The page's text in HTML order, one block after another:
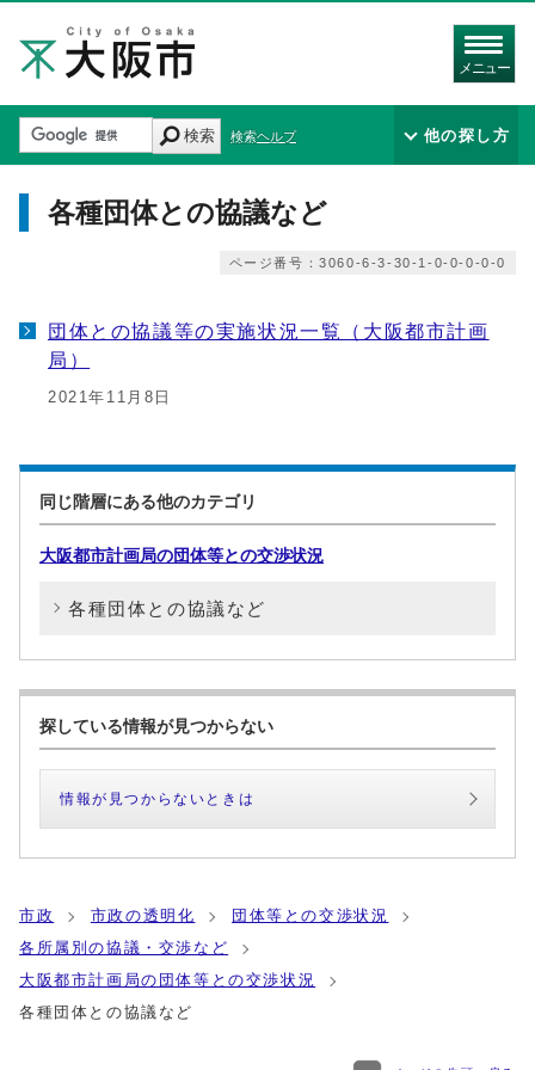
メニュー
検索 検索ヘルプ 他の探し方
各種団体との協議など
ページ番号：3060-6-3-30-1-0-0-0-0-0
団体との協議等の実施状況一覧（大阪都市計画
局）
2021年11月8日
同じ階層にある他のカテゴリ
大阪都市計画局の団体等との交渉状況
各種団体との協議など
探している情報が見つからない
情報が見つからないときは
市政 市政の透明化
団体等との交渉状況
各所属別の協議・交渉など
大阪都市計画局の団体等との交渉状況
各種団体との協議など